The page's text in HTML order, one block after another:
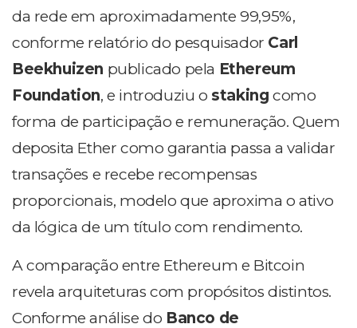
da rede em aproximadamente 99,95%,
conforme relatório do pesquisador Carl
Beekhuizen publicado pela Ethereum
Foundation, e introduziu o staking como
forma de participação e remuneração. Quem
deposita Ether como garantia passa a validar
transações e recebe recompensas
proporcionais, modelo que aproxima o ativo
da lógica de um título com rendimento.
A comparação entre Ethereum e Bitcoin
revela arquiteturas com propósitos distintos.
Conforme análise do Banco de